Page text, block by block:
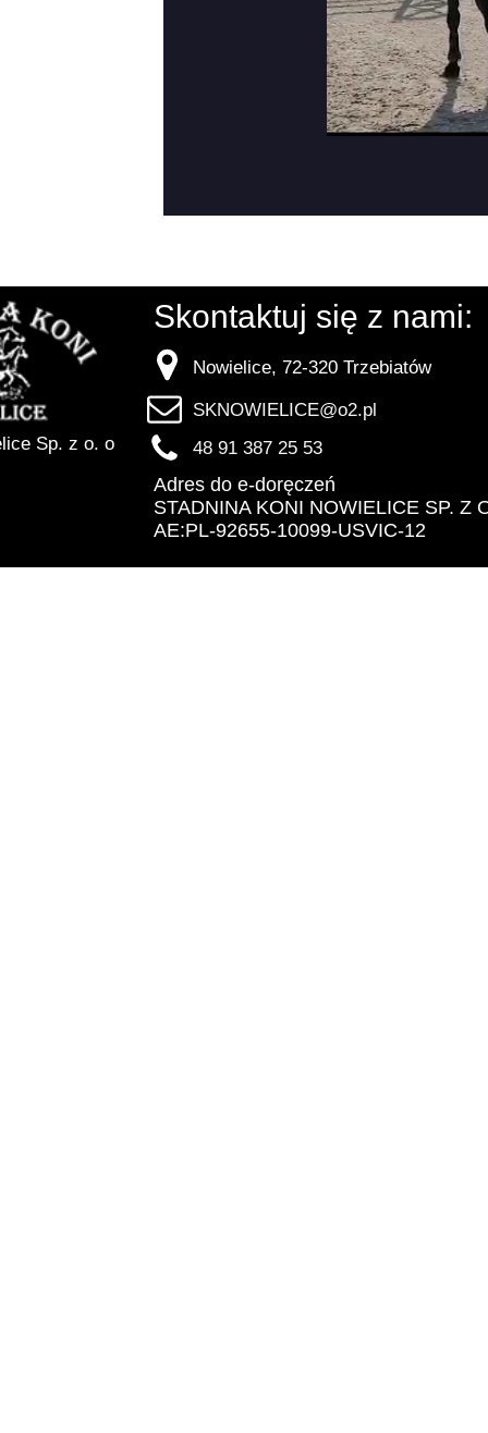
Adres do e-doręczeń
STADNINA KONI NOWIELICE SP. Z
AE:PL-92655-10099-USVIC-12
SKNOWIELICE@o2.pl
48 91 387 25 53
Nowielice, 72-320 Trzebiatów
Skontaktuj się z nami:
Sp. z o. o